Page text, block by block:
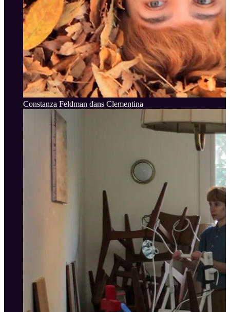
Constanza Feldman dans Clementina